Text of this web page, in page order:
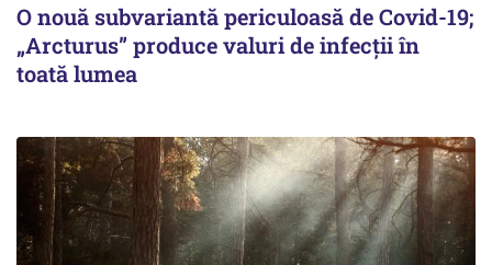
O nouă subvariantă periculoasă de Covid-19;
„Arcturus” produce valuri de infecții în
toată lumea